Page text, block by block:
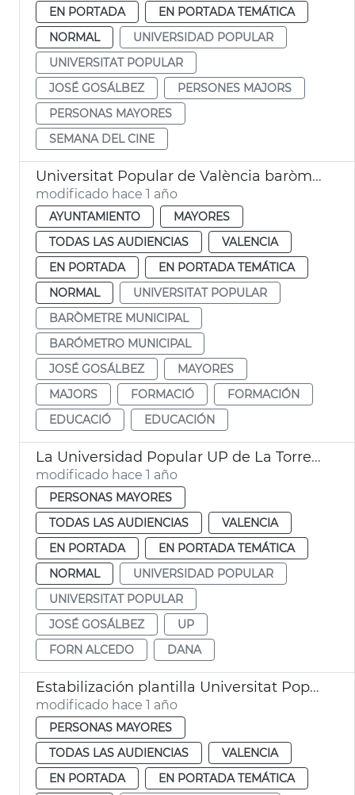
EN PORTADA
EN PORTADA TEMÁTICA
NORMAL
UNIVERSIDAD POPULAR
UNIVERSITAT POPULAR
JOSÉ GOSÁLBEZ
PERSONES MAJORS
PERSONAS MAYORES
SEMANA DEL CINE
Universitat Popular de València baròmetre municipal
modificado hace 1 año
AYUNTAMIENTO
MAYORES
TODAS LAS AUDIENCIAS
VALENCIA
EN PORTADA
EN PORTADA TEMÁTICA
NORMAL
UNIVERSITAT POPULAR
BARÒMETRE MUNICIPAL
BARÓMETRO MUNICIPAL
JOSÉ GOSÁLBEZ
MAYORES
MAJORS
FORMACIÓ
FORMACIÓN
EDUCACIÓ
EDUCACIÓN
La Universidad Popular UP de La Torre reabre tras la dana
modificado hace 1 año
PERSONAS MAYORES
TODAS LAS AUDIENCIAS
VALENCIA
EN PORTADA
EN PORTADA TEMÁTICA
NORMAL
UNIVERSIDAD POPULAR
UNIVERSITAT POPULAR
JOSÉ GOSÁLBEZ
UP
FORN ALCEDO
DANA
Estabilización plantilla Universitat Popular de València
modificado hace 1 año
PERSONAS MAYORES
TODAS LAS AUDIENCIAS
VALENCIA
EN PORTADA
EN PORTADA TEMÁTICA